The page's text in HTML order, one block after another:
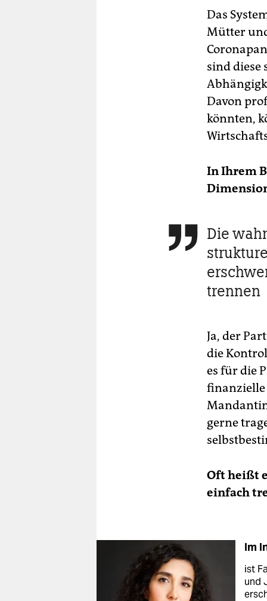
Das
Mütter
sind diese
Davon
könnten,
In Ihrem
 Die
trennen
Ja, der
die
es für die
finanzielle
gerne
Oft heißt
einfach
Im
ist
und